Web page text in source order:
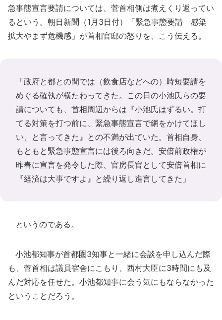
急事態宣言要請については、菅首相側は煮えくり返ってい
るという。朝日新聞（1月3日付）「緊急事態要請 感染
拡大やまず危機感」が首相官邸の怒りを、こう伝える。
「政府と都との間では（飲食店などへの）時短要請を
めぐる確執が横たわってきた。この日の小池氏らの要
請についても、首相周辺からは『小池氏はずるい。打
てる対策を打つ前に、緊急事態宣言で網をかけてほし
い、と言ってきた』との不満が出ていた。首相自身、
もともと緊急事態宣言には後ろ向きだ。安倍前政権が
昨春に宣言を発令した際、官房長官として安倍首相に
『経済は大事ですよ』と繰り返し進言してきた」
というのである。
小池都知事が首都圏3知事と一緒に会談を申し込んだ際
も、菅首相は議員宿舎にこもり、西村大臣に3時間にも及
んだ対応を任せた。小池都知事に会う気にもならなかった
ということだろう。